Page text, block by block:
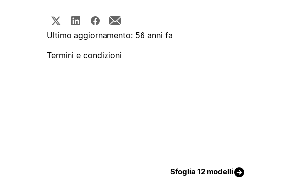
Ultimo aggiornamento: 56 anni fa
Termini e condizioni
Sfoglia 12 modelli